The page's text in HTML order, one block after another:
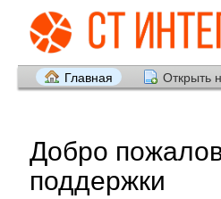
Главная Открыть
Добро
поддержки